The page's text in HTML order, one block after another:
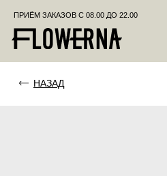
ПРИЁМ ЗАКАЗОВ С 08.00 ДО 22.00